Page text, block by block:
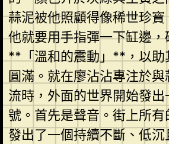
蒜泥被他照顧得像稀世珍
他就要用手指彈一下缸邊
**「溫和的震動」**，以助
圓滿。就在廖沾沾專注於
流時，外面的世界開始發
號。首先是聲音。街上所
發出了一個持續不斷、低